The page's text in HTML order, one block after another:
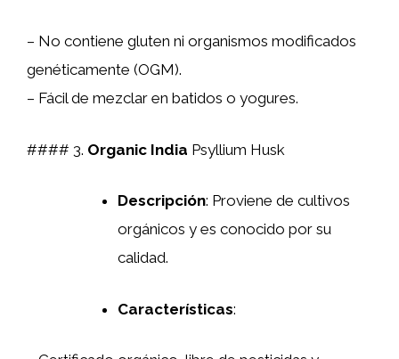
– No contiene gluten ni organismos modificados
genéticamente (OGM).
– Fácil de mezclar en batidos o yogures.
#### 3. Organic India Psyllium Husk
Descripción: Proviene de cultivos
orgánicos y es conocido por su
calidad.
Características: